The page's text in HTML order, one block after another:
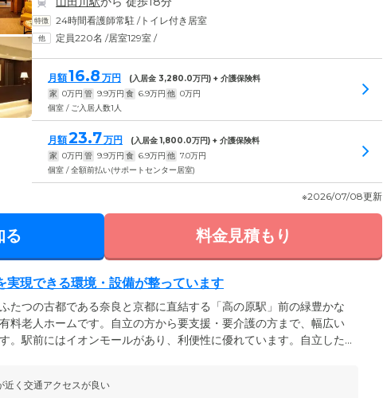
24時間看護師常駐 /トイレ付き居室
定員220名 /居室129室 /
月額16.8 万円 (入居金 3,280.0万円) + 介護保険料
家 0万円 管 9.9万円 食 6.9万円 他 0万円
個室 / ご入居人数1人
月額23.7万円 (入居金1,800.0万円) + 介護保険料
家 0万円 管 9.9万円 食 6.9万円 他 7.0万円
個室 / 全額前払い(サポートセンター居室)
※2026/07/08更新
る 料金見積もり
実現できる環境・設備が整っています
たつの古都である奈良と京都に直結する「高の原駅」前の緑豊かな
料老人ホームです。自立の方から要支援・要介護の方まで、幅広い
。駅前にはイオンモールがあり、利便性に優れています。自立した
や、ビリヤード台のあるプレイルーム・ライブラリ、露天風呂のあ
近く交通アクセスが良い